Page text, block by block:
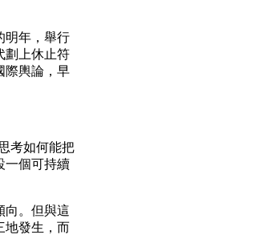
明年，舉行
劃上休止符
際輿論，早
考如何能把
一個可持續
向。但與這
地發生，而